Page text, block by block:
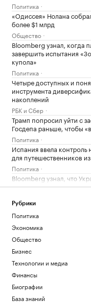
Политика
«Одиссея» Нолана
более $1 млрд
Общество
Bloomberg узнал, когда
завершить испытания
купола»
Политика
Четыре доступных и
инструмента
накоплений
РБК и Сбер
Трамп попросил уйти с
Госдепа раньше, чтобы
Политика
Испания ввела контроль
для путешественников
Политика
Bloomberg узнал, что
обвал экспорта зерна
Экспорт синтетических
Китая резко вырос на
Технологии и медиа
В Чехии при нападении с
пострадали четыре
Общество
Telegraph сообщил о
вероятной любовнице
Спорт
Рубрики
Политика
Экономика
Общество
Бизнес
Технологии и медиа
Финансы
Биографии
База знаний